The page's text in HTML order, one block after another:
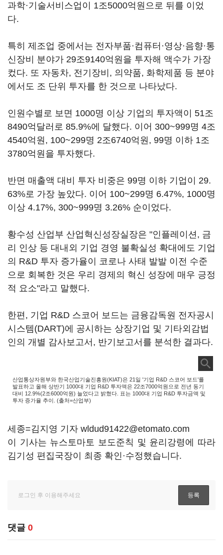
과학·기술서비스업이 1조5000억원으로 뒤를 이었
다.
특히 제조업 중에서는 전자부품·컴퓨터·영상·음향·통
신장비 분야가 29조9140억원을 투자해 액수가 가장
컸다. 또 자동차, 전기장비, 의약품, 화학제품 등 분야
에서도 조 단위 투자를 한 것으로 나타났다.
인원수별로 보면 1000명 이상 기업의 투자액이 51조
8490억달러로 85.9%에 달했다. 이어 300~999명 4조
4540억원, 100~299명 2조6740억원, 99명 이하 1조
3780억원을 투자했다.
반면 매출액 대비 투자 비중은 99명 이하 기업이 29.
63%로 가장 높았다. 이어 100~299명 6.47%, 1000명
이상 4.17%, 300~999명 3.26% 순이었다.
황수성 산업부 산업혁신성장실장은 "인플레이션, 금
리 인상 등 대내외 기업 경영 불확실성 확대에도 기업
의 R&D 투자 증가율이 코로나 사태 발발 이전 수준
으로 회복한 것은 우리 경제의 혁신 성장에 매우 긍정
적 요소"라고 말했다.
한편, 기업 R&D 스코어 보드는 금융감독원 전자공시
시스템(DART)에 공시하는 상장기업 및 기타외감법
인의 개별 감사보고서, 반기보고서를 분석한 결과다.
산업통상자원부와 한국산업기술진흥원(KIAT)은 21일 '기업 R&D 스코어 보드'를
발표하고 올해 상반기 1000대 기업 R&D 투자액은 22조7000억원으로 전년 동기
대비 12.9%(2조6000억원) 늘었다고 밝혔다. 표는 1000대 기업 R&D 투자금액 및
투자 증가율 추이. (출처=산업부)
세종=김지영 기자 wldud91422@etomato.com
이 기사는 뉴스토마토 보도준칙 및 윤리강령에 따라
김기성 편집국장이 최종 확인·수정했습니다.
댓글 0